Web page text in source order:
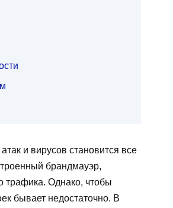
и вирусов становится все
брандмауэр,
трафика. Однако, чтобы
бывает недостаточно. В